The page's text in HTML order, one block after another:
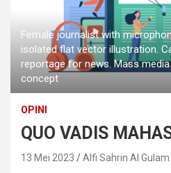
Female journalist with
isolated flat vector illustration.
reportage for news. Mass
concept
OPINI
QUO VADIS
13 Mei 2023 Alfi Sahrin Al Gulam